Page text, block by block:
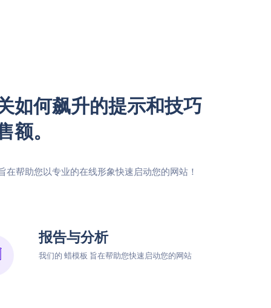
如何飙升的提示和技巧
额。
在帮助您以专业的在线形象快速启动您的网站！
报告与分析
我们的 蜡模板 旨在帮助您快速启动您的网站